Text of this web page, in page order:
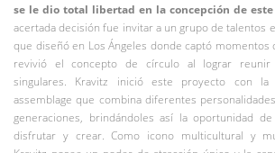
se le dio total libertad en la concepción de
acertada decisión fue invitar a un grupo de talentos
que diseñó en Los Ángeles donde captó momentos
revivió el concepto de círculo al lograr reunir
singulares. Kravitz inició este proyecto con
assemblage que combina diferentes
generaciones, brindándoles así la oportunidad
disfrutar y crear. Como icono multicultural y